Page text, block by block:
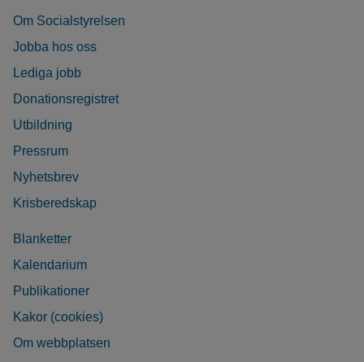
Om Socialstyrelsen
Jobba hos oss
Lediga jobb
Donationsregistret
Utbildning
Pressrum
Nyhetsbrev
Krisberedskap
Blanketter
Kalendarium
Publikationer
Kakor (cookies)
Om webbplatsen